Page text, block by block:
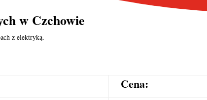
w Czchowie
z elektryką.
Cena: